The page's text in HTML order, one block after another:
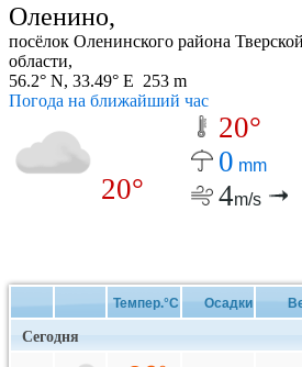
Оленино,
посёлок Оленинского района Тверской
области,
56.2° N, 33.49° E 253 m
Погода на ближайший час
20°
20°
0 mm
4m/s
Темпер.°C Осадки
Сегодня